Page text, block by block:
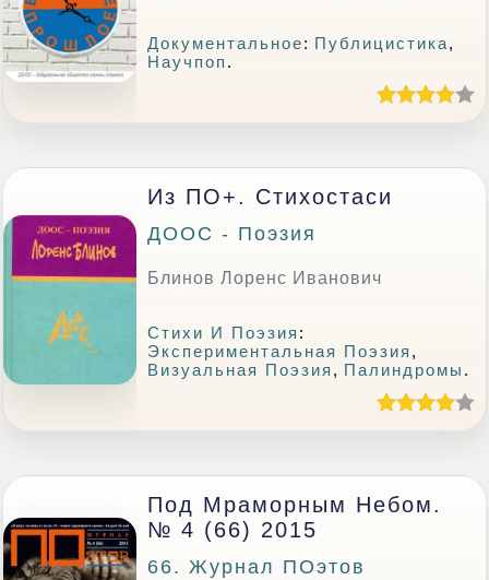
Документальное: Публицистика,
Научпоп .
Из ПО+. Стихостаси
ДООС - Поэзия
Блинов Лоренс Иванович
Стихи И Поэзия :
Экспериментальная Поэзия ,
Визуальная Поэзия , Палиндромы .
Под Мраморным Небом.
№ 4 (66) 2015
66. Журнал ПОэтов